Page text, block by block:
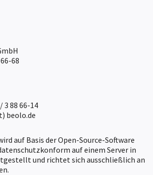
68
3 88 66-14
beolo.de
auf Basis der Open-Source-Software
auf einem Server in
und richtet sich ausschließlich an